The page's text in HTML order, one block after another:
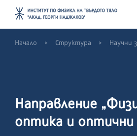
Начало > Структура > Научни
Направление
оптика и